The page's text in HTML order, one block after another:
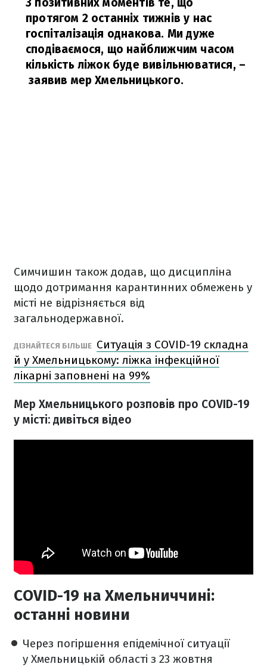
протягом 2 останніх тижнів у нас
госпіталізація однакова. Ми дуже
сподіваємося, що найближчим часом
кількість ліжок буде вивільнюватися, –
заявив мер Хмельницького.
Симчишин також додав, що дисципліна
щодо дотримання карантинних обмежень у
місті не відрізняється від
загальнодержавної.
ДІЗНАЙТЕСЯ БІЛЬШЕ Ситуація з COVID-19 складна
й у Хмельницькому: ліжка інфекційної
лікарні заповнені на 99%
Мер Хмельницького розповів про COVID-19
у місті: дивіться відео
COVID-19 на Хмельниччині:
останні новини
Через погіршення епідемічної ситуації
у Хмельницькій області з 23 жовтня